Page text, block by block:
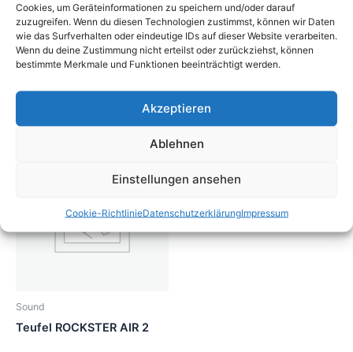
Cookies, um Geräteinformationen zu speichern und/oder darauf
zuzugreifen. Wenn du diesen Technologien zustimmst, können wir Daten
wie das Surfverhalten oder eindeutige IDs auf dieser Website verarbeiten.
Wenn du deine Zustimmung nicht erteilst oder zurückziehst, können
bestimmte Merkmale und Funktionen beeinträchtigt werden.
Akzeptieren
Ablehnen
Einstellungen ansehen
Cookie-RichtlinieDatenschutzerklärungImpressum
BOSE L1 Compact
Sound
Teufel ROCKSTER AIR 2